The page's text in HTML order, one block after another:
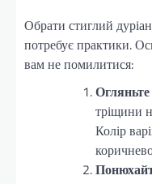
Обрати стиглий
потребує практики.
вам не помилитися:
тріщини
Колір